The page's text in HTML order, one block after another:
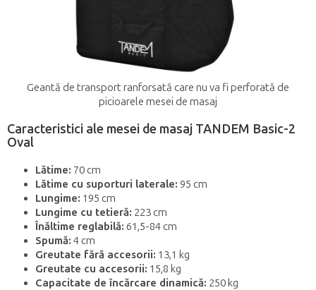
Geantă de transport ranforsată care nu va fi perforată de
picioarele mesei de masaj
Caracteristici ale mesei de masaj TANDEM Basic-2
Oval
Lătime: 70 cm
Lătime cu suporturi laterale: 95 cm
Lungime: 195 cm
Lungime cu tetieră: 223 cm
Înăltime reglabilă: 61,5-84 cm
Spumă: 4 cm
Greutate fără accesorii: 13,1 kg
Greutate cu accesorii: 15,8 kg
Capacitate de încărcare dinamică: 250 kg